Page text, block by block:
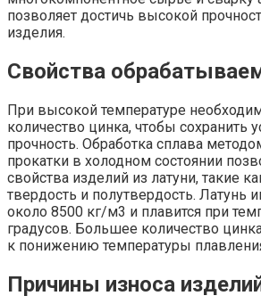
позволяет достичь высокой
изделия.
Свойства
При высокой температуре
количество цинка, чтобы сохранить
прочность. Обработка сплава
прокатки в холодном состоянии
свойства изделий из латуни, такие
твердость и полутвердость. Латунь
около 8500 кг/м3 и плавится при
градусов. Большее количество
к понижению температуры
Причины износа